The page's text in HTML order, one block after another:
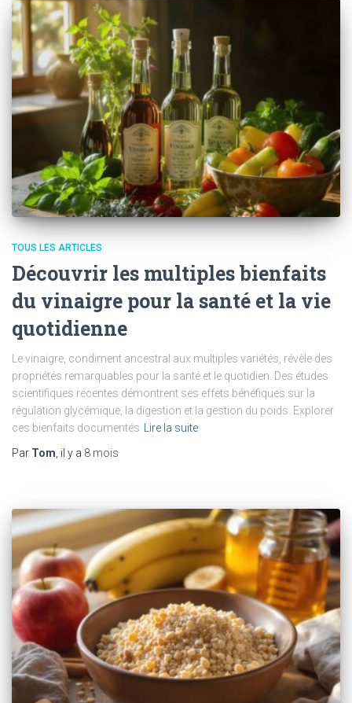
TOUS LES ARTICLES
Découvrir les multiples bienfaits
du vinaigre pour la santé et la vie
quotidienne
Le vinaigre, condiment ancestral aux multiples variétés, révèle des
propriétés remarquables pour la santé et le quotidien. Des études
scientifiques récentes démontrent ses effets bénéfiques sur la
régulation glycémique, la digestion et la gestion du poids. Explorer
ces bienfaits documentés
Lire la suite
Par Tom , il y a 8 mois